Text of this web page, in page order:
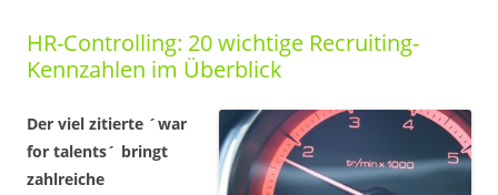
HR-Controlling: 20 wichtige Recruiting-
Kennzahlen im Überblick
Der viel zitierte ´war
for talents´ bringt
zahlreiche